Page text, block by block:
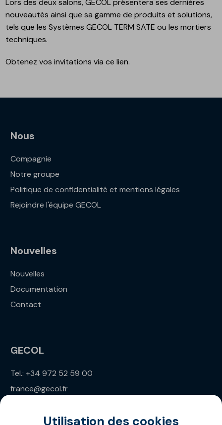
Lors des deux salons, GECOL présentera ses dernières
nouveautés ainsi que sa gamme de produits et solutions,
tels que les Systèmes GECOL TERM SATE ou les mortiers
techniques.
Obtenez vos invitations via ce lien.
Nous
Compagnie
Notre groupe
Politique de confidentialité et mentions légales
Rejoindre l'équipe GECOL
Nouvelles
Nouvelles
Documentation
Contact
GECOL
Tel.: +34 972 52 59 00
france@gecol.fr
Utilisation des cookies